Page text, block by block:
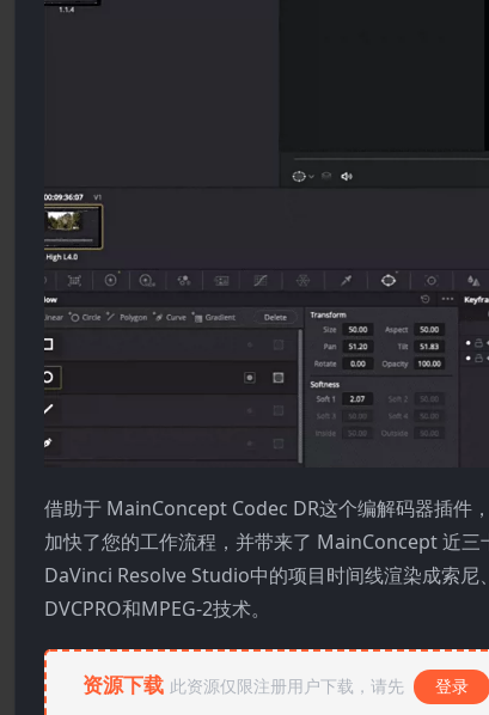
借助于 MainConcept Codec DR这个编解码器插
加快了您的工作流程，并带来了 MainConcept 近
DaVinci Resolve Studio中的项目时间线渲染成索尼
DVCPRO和MPEG-2技术。
资源下载 此资源仅限注册用户下载，请先 登录